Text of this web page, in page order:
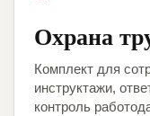
Охрана
Комплект для
инструктажи,
контроль